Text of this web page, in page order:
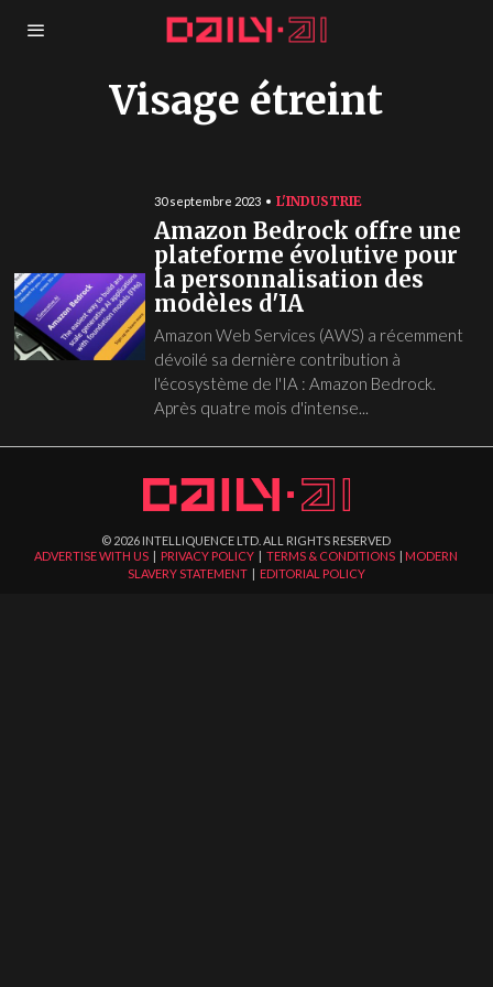
Visage étreint
30 septembre 2023 L'INDUSTRIE
Amazon Bedrock offre une
plateforme évolutive pour
la personnalisation des
modèles d'IA
Amazon Web Services (AWS) a récemment
dévoilé sa dernière contribution à
l'écosystème de l'IA : Amazon Bedrock.
Après quatre mois d'intense...
© 2026 INTELLIQUENCE LTD. ALL RIGHTS RESERVED
ADVERTISE WITH US | PRIVACY POLICY |TERMS & CONDITIONS | MODERN
SLAVERY STATEMENT| EDITORIAL POLICY